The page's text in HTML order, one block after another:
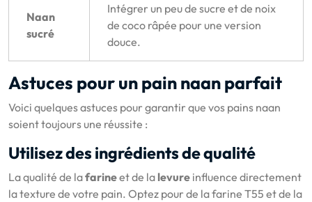
Naan
sucré
Intégrer un peu de sucre et de noix
de coco râpée pour une version
douce.
Astuces pour un pain naan parfait
Voici quelques astuces pour garantir que vos pains naan
soient toujours une réussite :
Utilisez des ingrédients de qualité
La qualité de lafarineet de la levure influence directement
la texture de votre pain. Optez pour de la farine T55 et de la